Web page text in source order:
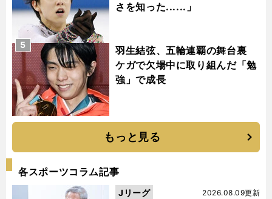
さを知った......」
羽生結弦、五輪連覇の舞台裏
ケガで欠場中に取り組んだ「勉
強」で成長
5
もっと見る
各スポーツコラム記事
2026.08.09更新
Jリーグ